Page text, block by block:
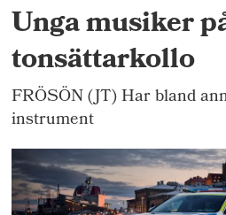
Unga musiker
tonsättarkollo
FRÖSÖN (JT) Har bland
instrument